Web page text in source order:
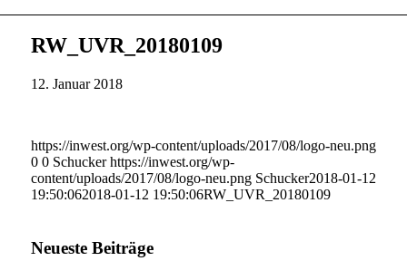
RW_UVR_20180109
12. Januar 2018
https://inwest.org/wp-content/uploads/2017/08/logo-neu.png
0 0 Schucker https://inwest.org/wp-
content/uploads/2017/08/logo-neu.png Schucker2018-01-12
19:50:062018-01-12 19:50:06RW_UVR_20180109
Neueste Beiträge